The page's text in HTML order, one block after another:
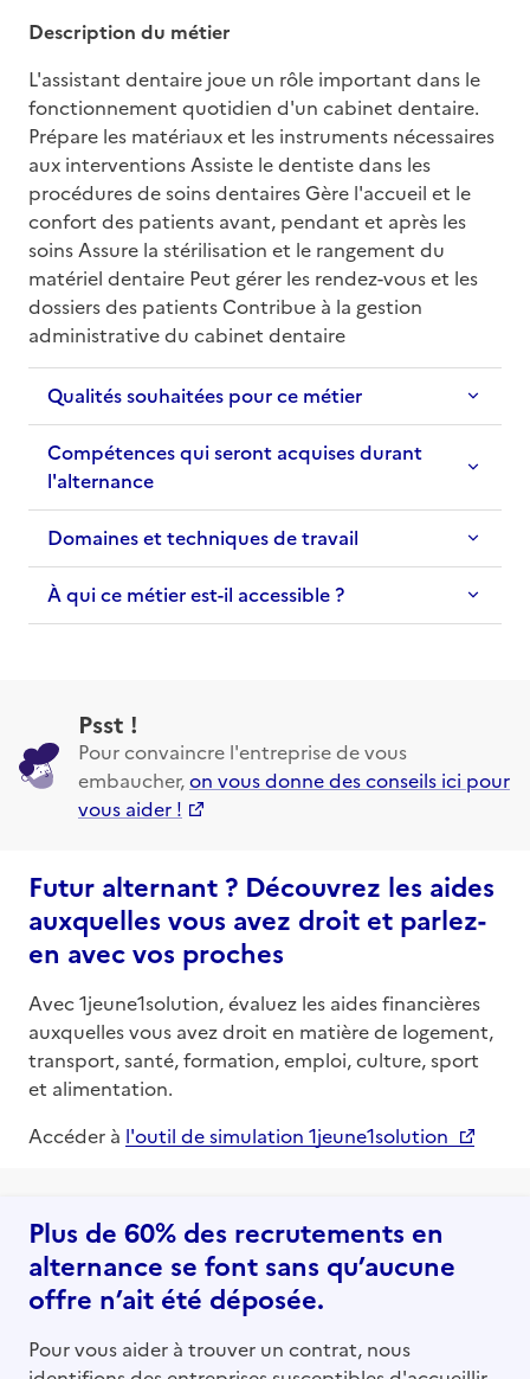
Description du métier
L'assistant dentaire joue un rôle important dans le
fonctionnement quotidien d'un cabinet dentaire.
Prépare les matériaux et les instruments nécessaires
aux interventions Assiste le dentiste dans les
procédures de soins dentaires Gère l'accueil et le
confort des patients avant, pendant et après les
soins Assure la stérilisation et le rangement du
matériel dentaire Peut gérer les rendez-vous et les
dossiers des patients Contribue à la gestion
administrative du cabinet dentaire
Qualités souhaitées pour ce métier
Compétences qui seront acquises durant
l'alternance
Domaines et techniques de travail
À qui ce métier est-il accessible ?
Psst !
Pour convaincre l'entreprise de vous
embaucher,on vous donne des conseils ici pour
vous aider !
Futur alternant ? Découvrez les aides
auxquelles vous avez droit et parlez-
en avec vos proches
Avec 1jeune1solution, évaluez les aides financières
auxquelles vous avez droit en matière de logement,
transport, santé, formation, emploi, culture, sport
et alimentation.
Accéder à l'outil de simulation 1jeune1solution
Plus de 60% des recrutements en
alternance se font sans qu’aucune
offre n’ait été déposée.
Pour vous aider à trouver un contrat, nous